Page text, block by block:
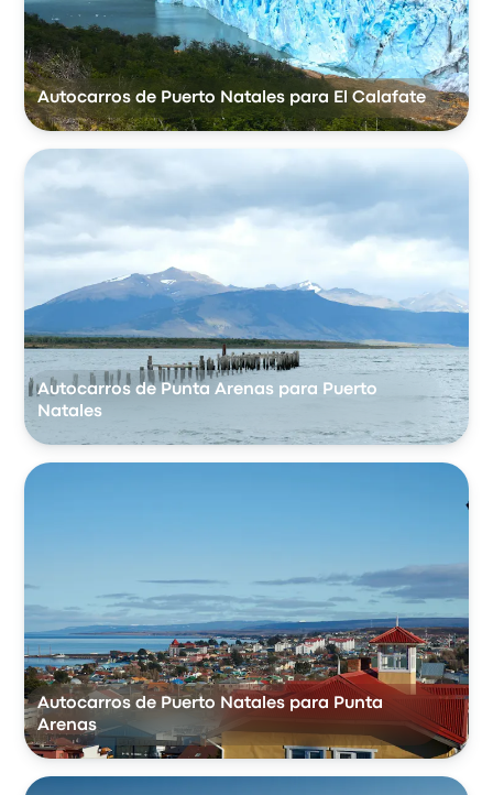
Autocarros de Puerto Natales para El Calafate
Autocarros de Punta Arenas para Puerto
Natales
Autocarros de Puerto Natales para Punta
Arenas